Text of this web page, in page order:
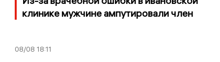
клинике мужчине ампутировали член
08/08 18:11